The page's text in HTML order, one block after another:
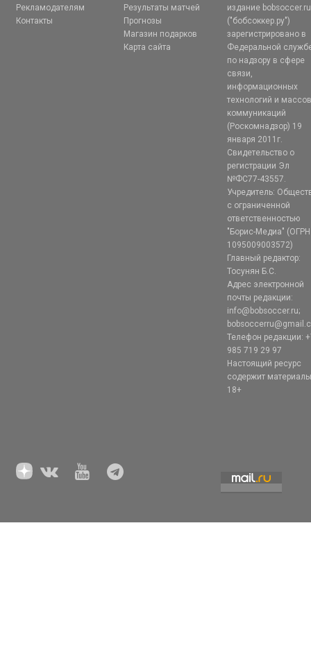
Рекламодателям
Контакты
Результаты матчей
Прогнозы
Магазин подарков
Карта сайта
издание bobsoccer.ru
("бобсоккер.ру")
зарегистрировано в
Федеральной
по надзору в сфере
связи,
информационных
технологий и
коммуникаций
(Роскомнадзор) 19
января 2011г.
Свидетельство о
регистрации Эл
№ФС77-43557.
Учредитель:
с ограниченной
ответственностью
"Борис-Медиа" (ОГРН
1095009003572)
Главный редактор:
Тосунян Б.С.
Адрес электронной
почты редакции:
info@bobsoccer.ru;
Телефон редакции:
985 719 29 97
Настоящий ресурс
содержит
18+